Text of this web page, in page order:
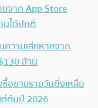
จาก App Store
นได้ปกติ
ความเสียหายจาก
ล้าน
อขายรายวันดิ่งเหลือ
ต้นปี 2026